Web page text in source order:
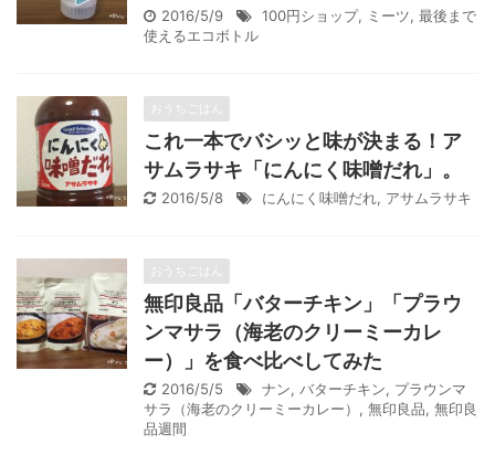
2016/5/9 100円ショップ, ミーツ, 最後まで
使えるエコボトル
おうちごはん
これ一本でバシッと味が決まる！ア
サムラサキ「にんにく味噌だれ」。
2016/5/8 にんにく味噌だれ, アサムラサキ
おうちごはん
無印良品「バターチキン」「プラウ
ンマサラ（海老のクリーミーカレ
ー）」を食べ比べしてみた
2016/5/5 ナン, バターチキン, プラウンマ
サラ（海老のクリーミーカレー） , 無印良品, 無印良
品週間